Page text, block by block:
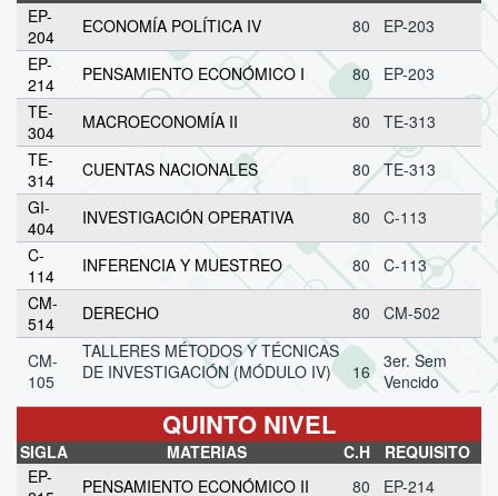
EP-
204
ECONOMÍA POLÍTICA IV 80
EP-203
EP-
214
PENSAMIENTO ECONÓMICO I 80
EP-203
TE-
304
MACROECONOMÍA II 80
TE-313
TE-
314
CUENTAS NACIONALES 80
TE-313
GI-
404
INVESTIGACIÓN OPERATIVA 80
C-113
C-
114
INFERENCIA Y MUESTREO 80
C-113
CM-
514
DERECHO 80 CM-502
CM-
105
TALLERES MÉTODOS Y TÉCNICAS
DE INVESTIGACIÓN (MÓDULO IV)
16
3er. Sem
Vencido
QUINTO NIVEL
SIGLA MATERIAS C.H
REQUISITO
EP-
PENSAMIENTO ECONÓMICO II 80
EP-214